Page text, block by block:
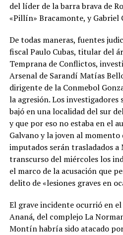
del líder de la barra brava de
«Pillín» Bracamonte, y Gabriel
De todas maneras, fuentes
fiscal Paulo Cubas, titular del
Temprana de Conflictos,
Arsenal de Sarandí Matías
dirigente de la Conmebol
la agresión. Los investigadores
bajó en una localidad del sur
y que por eso no estaba en el
Galvano y la joven al momento
imputados serán trasladados a
transcurso del miércoles los
el marco de la acusación que
delito de «lesiones graves en
El grave incidente ocurrió en
Ananá, del complejo La
Montín habría sido atacado